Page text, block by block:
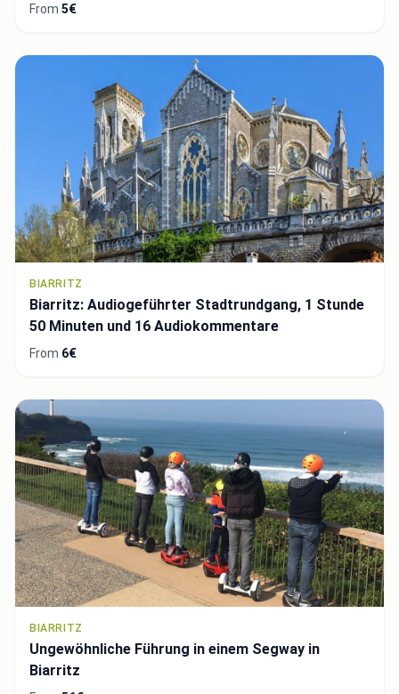
From 5€
BIARRITZ
Biarritz: Audiogeführter Stadtrundgang, 1 Stunde
50 Minuten und 16 Audiokommentare
From 6€
BIARRITZ
Ungewöhnliche Führung in einem Segway in
Biarritz